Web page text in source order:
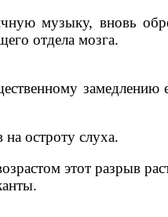
музыку, вновь
отдела мозга.
замедлению
остроту слуха.
этот разрыв